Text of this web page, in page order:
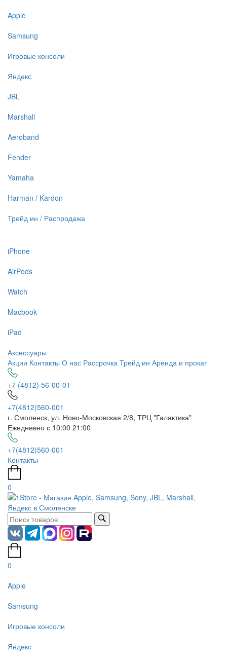
Apple
Samsung
Игровые консоли
Яндекс
JBL
Marshall
Aeroband
Fender
Yamaha
Harman / Kardon
Трейд ин / Распродажа
iPhone
AirPods
Watch
Macbook
iPad
Аксессуары
Акции Контакты О нас Рассрочка Трейд ин Аренда и прокат
+7 (4812) 56-00-01
+7(4812)560-001
г. Смоленск, ул. Ново-Московская 2/8, ТРЦ "Галактика"
Ежедневно с 10:00 21:00
+7(4812)560-001
Контакты
0
0
Apple
Samsung
Игровые консоли
Яндекс